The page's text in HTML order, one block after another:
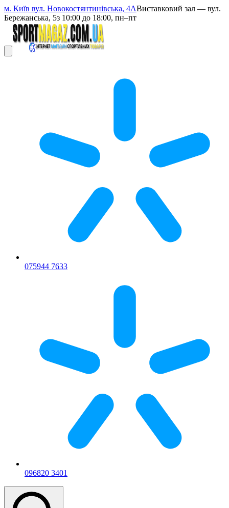
м. Київ вул. Новокостянтинівська, 4АВиставковий зал — вул.
Бережанська, 5з 10:00 до 18:00, пн–пт
075944 7633
096820 3401